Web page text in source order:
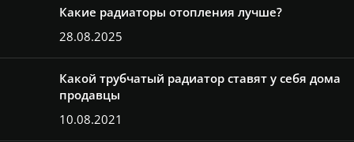
Какие радиаторы отопления лучше?
28.08.2025
Какой трубчатый радиатор ставят у себя дома
продавцы
10.08.2021